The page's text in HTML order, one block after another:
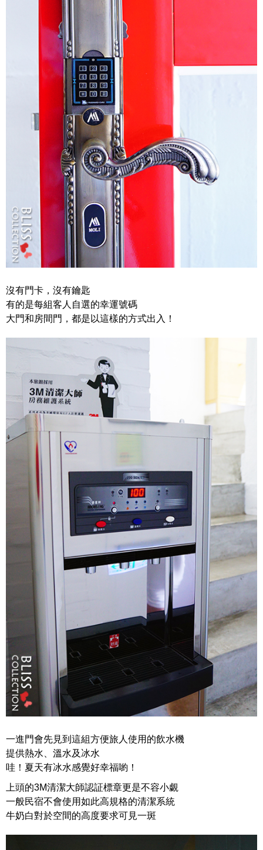
沒有門卡，沒有鑰匙
有的是每組客人自選的幸運號碼
大門和房間門，都是以這樣的方式出入！
一進門會先見到這組方便旅人使用的飲水機
提供熱水、溫水及冰水
哇！夏天有冰水感覺好幸福喲！
上頭的3M清潔大師認証標章更是不容小覷
一般民宿不會使用如此高規格的清潔系統
牛奶白對於空間的高度要求可見一斑